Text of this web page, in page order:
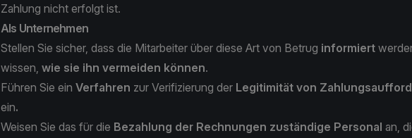
Zahlung nicht erfolgt ist.
Als Unternehmen
Stellen Sie sicher, dass die Mitarbeiter über diese Art von Betrug informiert
wissen, wie sie ihn vermeiden können.
Führen Sie ein Verfahren zur Verifizierung der Legitimität von
ein.
Weisen Sie das für die Bezahlung der Rechnungen zuständige Personal an,